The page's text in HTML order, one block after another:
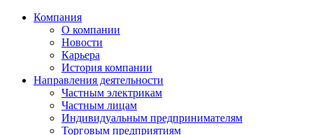
Компания
О компании
Новости
Карьера
История компании
Направления деятельности
Частным электрикам
Частным лицам
Индивидуальным предпринимателям
Торговым предприятиям